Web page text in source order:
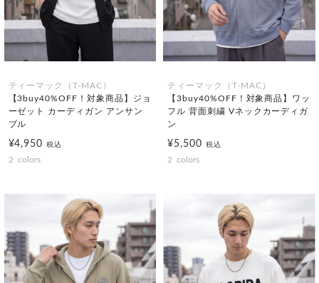
ティーマック（T-MAC）
【3buy40%OFF！対象商品】ジョ
ーゼット カーディガン アンサン
ブル
¥4,950税込
2 colors
ティーマック（T-MAC）
【3buy40%OFF！対象商品】ワッ
フル 背面刺繍 Vネックカーディガ
ン
¥5,500 税込
2 colors